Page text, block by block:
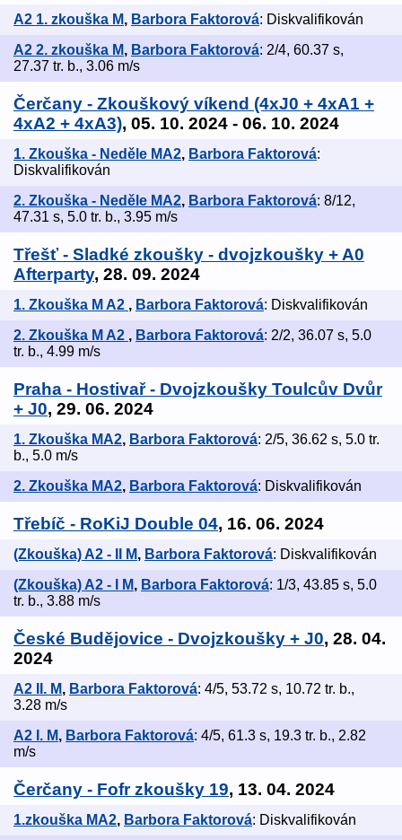
A2 1. zkouška M, Barbora Faktorová: Diskvalifikován
A2 2. zkouška M, Barbora Faktorová: 2/4, 60.37 s,
27.37 tr. b., 3.06 m/s
Čerčany - Zkouškový víkend (4xJ0 + 4xA1 +
4xA2 + 4xA3), 05. 10. 2024 - 06. 10. 2024
1. Zkouška - Neděle MA2, Barbora Faktorová:
Diskvalifikován
2. Zkouška - Neděle MA2, Barbora Faktorová: 8/12,
47.31 s, 5.0 tr. b., 3.95 m/s
Třešť - Sladké zkoušky - dvojzkoušky + A0
Afterparty, 28. 09. 2024
1. Zkouška M A2 , Barbora Faktorová: Diskvalifikován
2. Zkouška M A2 , Barbora Faktorová: 2/2, 36.07 s, 5.0
tr. b., 4.99 m/s
Praha - Hostivař - Dvojzkoušky Toulcův Dvůr
+ J0, 29. 06. 2024
1. Zkouška MA2, Barbora Faktorová: 2/5, 36.62 s, 5.0 tr.
b., 5.0 m/s
2. Zkouška MA2, Barbora Faktorová: Diskvalifikován
Třebíč - RoKiJ Double 04, 16. 06. 2024
(Zkouška) A2 - II M, Barbora Faktorová: Diskvalifikován
(Zkouška) A2 - I M, Barbora Faktorová: 1/3, 43.85 s, 5.0
tr. b., 3.88 m/s
České Budějovice - Dvojzkoušky + J0, 28. 04.
2024
A2 II. M, Barbora Faktorová: 4/5, 53.72 s, 10.72 tr. b.,
3.28 m/s
A2 I. M, Barbora Faktorová: 4/5, 61.3 s, 19.3 tr. b., 2.82
m/s
Čerčany - Fofr zkoušky 19, 13. 04. 2024
1.zkouška MA2, Barbora Faktorová: Diskvalifikován